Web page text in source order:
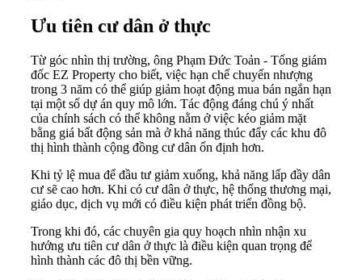
Ưu tiên cư dân ở thực
Từ góc nhìn thị trường, ông Phạm Đức Toản - Tổng giám
đốc EZ Property cho biết, việc hạn chế chuyển nhượng
trong 3 năm có thể giúp giảm hoạt động mua bán ngắn hạn
tại một số dự án quy mô lớn. Tác động đáng chú ý nhất
của chính sách có thể không nằm ở việc kéo giảm mặt
bằng giá bất động sản mà ở khả năng thúc đẩy các khu đô
thị hình thành cộng đồng cư dân ổn định hơn.
Khi tỷ lệ mua để đầu tư giảm xuống, khả năng lấp đầy dân
cư sẽ cao hơn. Khi có cư dân ở thực, hệ thống thương mại,
giáo dục, dịch vụ mới có điều kiện phát triển đồng bộ.
Trong khi đó, các chuyên gia quy hoạch nhìn nhận xu
hướng ưu tiên cư dân ở thực là điều kiện quan trọng để
hình thành các đô thị bền vững.